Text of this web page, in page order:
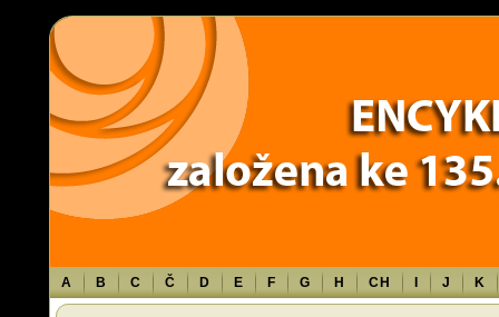
Warning: Use of undefined constant TXT - assumed 'TXT' (this will throw
content/themes/sablona/functions.php
A B C Č D E F G H CH J K